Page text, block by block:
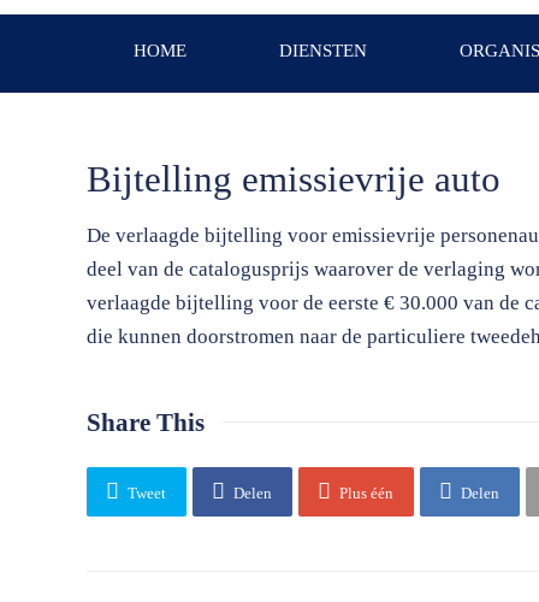
HOME DIENSTEN
Bijtelling emissievrije auto
De verlaagde bijtelling voor emissievrije
deel van de catalogusprijs waarover de verlaging
verlaagde bijtelling voor de eerste € 30.000 van de
die kunnen doorstromen naar de particuliere
Share This
Tweet Delen Plus één Delen